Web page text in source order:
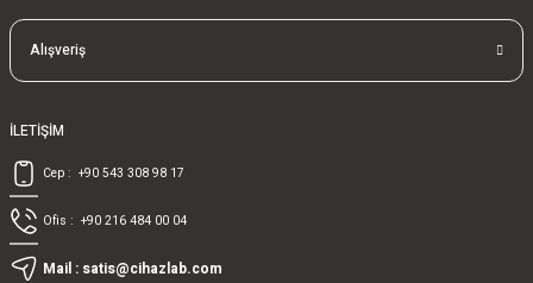
Alışveriş
İLETİŞİM
Cep : +90 543 308 98 17
Ofis : +90 216 484 00 04
Mail : satis@cihazlab.com